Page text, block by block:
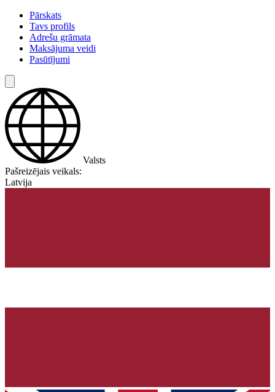
Pārskats
Tavs profils
Adrešu grāmata
Maksājuma veidi
Pasūtījumi
Valsts
Pašreizējais veikals:
Latvija